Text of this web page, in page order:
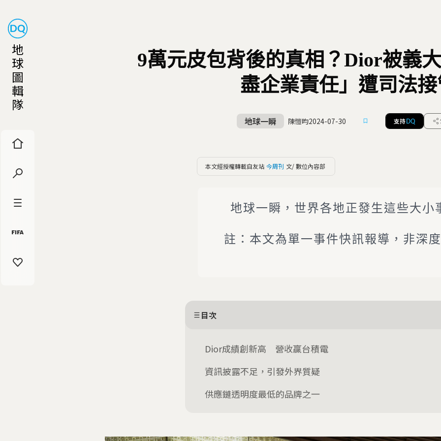
地
球
圖
輯
隊
9萬元皮包背後的真相？Dior被義
盡企業責任」遭司法
地球一瞬 陳愷昀2024-07-30 支持 DQ
本文經授權轉載自友站 今周刊 文/ 數位內容部
地球一瞬，世界各地正發生這些大小
註：本文為單一事件快訊報導，非深
目次
Dior成績創新高 營收贏台積電
資訊披露不足，引發外界質疑
供應鏈透明度最低的品牌之一